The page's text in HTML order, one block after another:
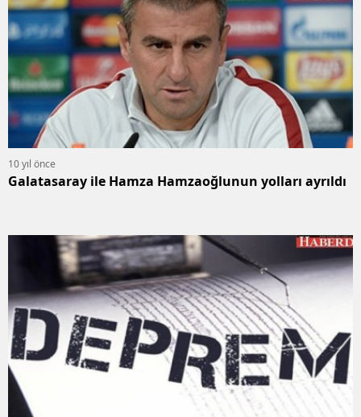
10 yıl önce
Galatasaray ile Hamza Hamzaoğlunun yolları ayrıldı